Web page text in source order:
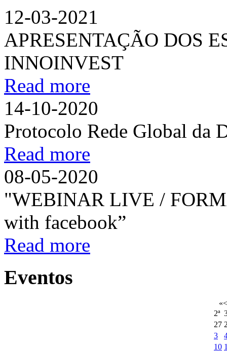
12-03-2021
APRESENTAÇÃO DOS
INNOINVEST
Read more
14-10-2020
Protocolo Rede Global da
Read more
08-05-2020
"WEBINAR LIVE /
with facebook”
Read more
Eventos
«<
2ª
27
3
10